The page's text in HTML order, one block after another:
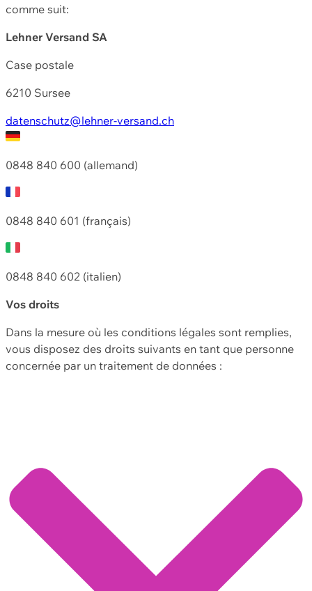
comme suit:
Lehner Versand SA
Case postale
6210 Sursee
datenschutz@lehner-versand.ch
0848 840 600 (allemand)
0848 840 601 (français)
0848 840 602 (italien)
Vos droits
Dans la mesure où les conditions légales sont remplies,
vous disposez des droits suivants en tant que personne
concernée par un traitement de données :